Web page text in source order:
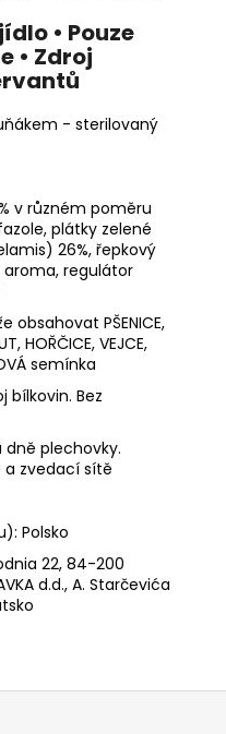
• Pouze
• Zdroj
- sterilovaný
v různém poměru
plátky zelené
26%, řepkový
aroma, regulátor
obsahovat PŠENICE,
HOŘČICE, VEJCE,
semínka
bílkovin. Bez
dně plechovky.
a zvedací sítě
Polsko
22, 84-200
d.d., A. Starčevića